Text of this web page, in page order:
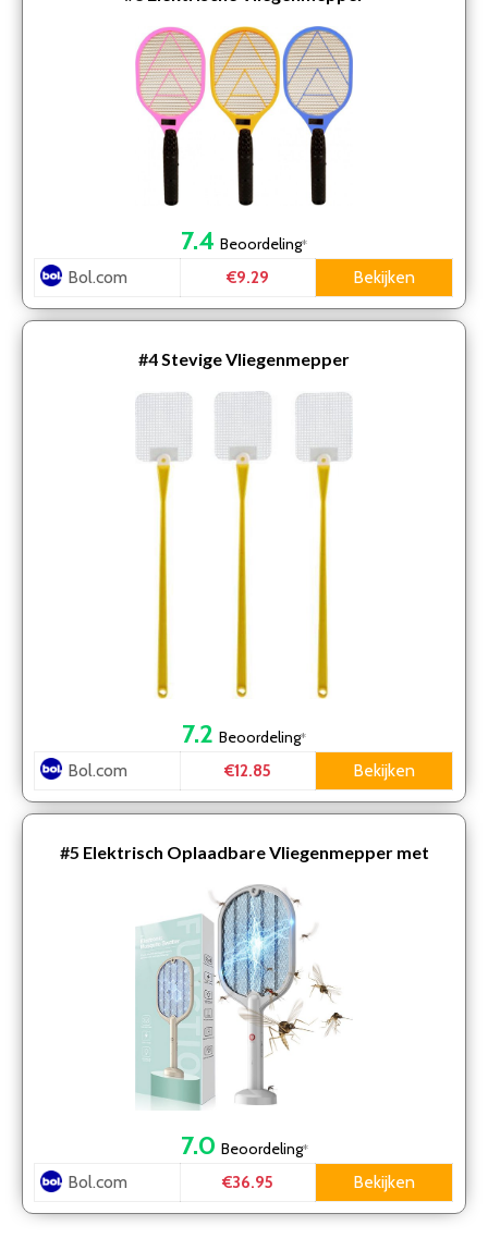
7.4 Beoordeling*
Bol.com €9.29 Bekijken
#4 Stevige Vliegenmepper
7.2 Beoordeling*
Bol.com €12.85 Bekijken
#5 Elektrisch Oplaadbare Vliegenmepper met
muggenlamp
7.0 Beoordeling*
Bol.com €36.95 Bekijken